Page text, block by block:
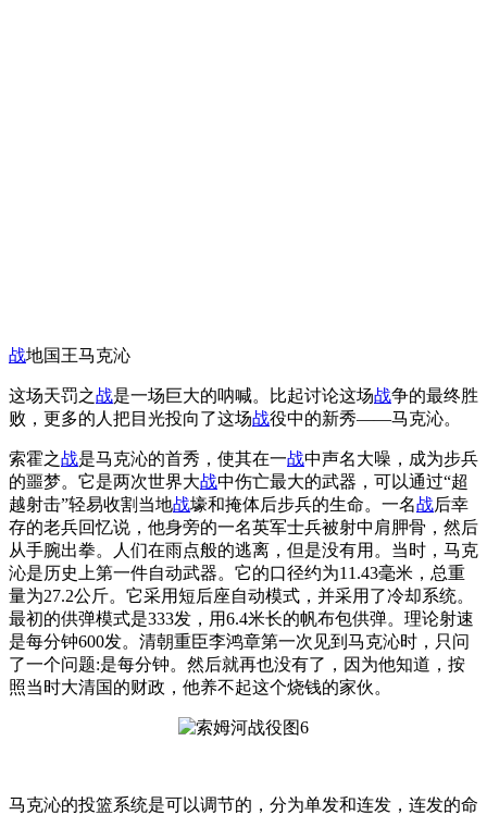
战地国王马克沁
这场天罚之战是一场巨大的呐喊。比起讨论这场战争的最终胜
败，更多的人把目光投向了这场战役中的新秀——马克沁。
索霍之战是马克沁的首秀，使其在一战中声名大噪，成为步兵
的噩梦。它是两次世界大战中伤亡最大的武器，可以通过“超
越射击”轻易收割当地战壕和掩体后步兵的生命。一名战后幸
存的老兵回忆说，他身旁的一名英军士兵被射中肩胛骨，然后
从手腕出拳。人们在雨点般的逃离，但是没有用。当时，马克
沁是历史上第一件自动武器。它的口径约为11.43毫米，总重
量为27.2公斤。它采用短后座自动模式，并采用了冷却系统。
最初的供弹模式是333发，用6.4米长的帆布包供弹。理论射速
是每分钟600发。清朝重臣李鸿章第一次见到马克沁时，只问
了一个问题:是每分钟。然后就再也没有了，因为他知道，按
照当时大清国的财政，他养不起这个烧钱的家伙。
马克沁的投篮系统是可以调节的，分为单发和连发，连发的命